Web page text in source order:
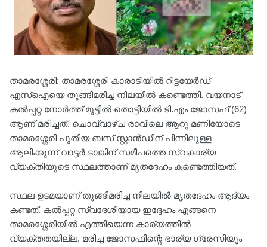
താമരശ്ശേരി: താമരശ്ശേരി കാരാടിയിൽ റിട്ടയേർഡ്
എസ്ഐയെ തൂങ്ങിമരിച്ച നിലയിൽ കണ്ടെത്തി. വയനാട്
കൽപ്പറ്റ നോർത്ത് മുട്ടിൽ തൊട്ടിയിൽ ടി.എം ജോസഫ് (62)
ആണ് മരിച്ചത്. ചൊവ്വാഴ്ച രാവിലെ ആറു മണിയോടെ
താമരശ്ശേരി പുതിയ ബസ് സ്റ്റാൻഡിന് പിന്നിലുള്ള
ആലിക്കുന്ന് വാട്ടർ ടാങ്കിന് സമീപത്തെ സ്വകാര്യ
വ്യക്തിയുടെ സ്ഥലത്താണ് മൃതദേഹം കണ്ടെത്തിയത്.
സ്ഥല ഉടമയാണ് തൂങ്ങിമരിച്ച നിലയിൽ മൃതദേഹം ആദ്യം
കണ്ടത്. കൽപ്പറ്റ സ്വദേശിയായ ഇദ്ദേഹം എങ്ങനെ
താമരശ്ശേരിയിൽ എത്തിയെന്ന കാര്യത്തിൽ
വ്യക്തതയില്ല. മരിച്ച ജോസഫിന്റെ ഭാര്യ ഗ്രേസിയും